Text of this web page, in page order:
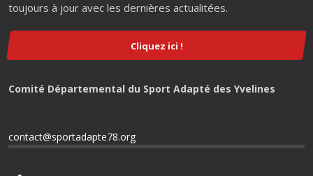
toujours à jour avec les dernières actualitées.
Cliquez ici !
Comité Départemental du Sport Adapté des Yvelines
contact@sportadapte78.org